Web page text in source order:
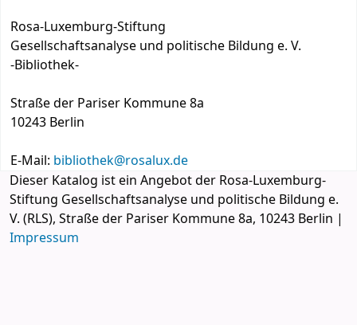
Rosa-Luxemburg-Stiftung
Gesellschaftsanalyse und politische Bildung e. V.
-Bibliothek-
Straße der Pariser Kommune 8a
10243 Berlin
E-Mail: bibliothek@rosalux.de
Dieser Katalog ist ein Angebot der Rosa-Luxemburg-
Stiftung Gesellschaftsanalyse und politische Bildung e.
V. (RLS), Straße der Pariser Kommune 8a, 10243 Berlin |
Impressum